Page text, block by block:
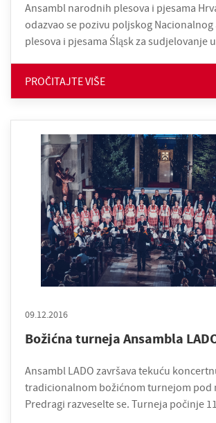
Ansambl narodnih plesova i pjesama
odazvao se pozivu poljskog Nacionalnog
plesova i pjesama Śląsk za sudjelovanje
PROČITAJTE VIŠE
09.12.2016
Božićna turneja Ansambla
Ansambl LADO završava tekuću
tradicionalnom božićnom turnejom pod
Predragi razveselte se. Turneja počinje